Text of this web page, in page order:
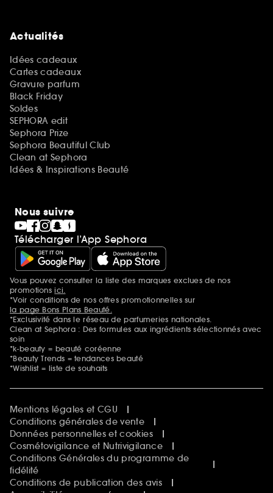
Actualités
Idées cadeaux
Cartes cadeaux
Gravure parfum
Black Friday
Soldes
SEPHORA edit
Sephora Prize
Sephora Beautiful Club
Clean at Sephora
Idées & Inspirations Beauté
Nous suivre
Télécharger l’App Sephora
Mentions additionnelles
Vous pouvez consulter la liste des marques exclues de nos
promotionsici.
*Voir conditions de nos offres promotionnelles sur
la page Bons Plans Beauté.
*Exclusivité dans le réseau de parfumeries nationales.
Clean at Sephora : Des formules aux ingrédients sélectionnés avec
soin
*k-beauty = beauté coréenne
*Beauty Trends = tendances beauté
*Wishlist = liste de souhaits
Mentions légales et CGU
Conditions générales de vente
Données personnelles et cookies
Cosmétovigilance et Nutrivigilance
Conditions Générales du programme de
fidélité
Conditions de publication des avis